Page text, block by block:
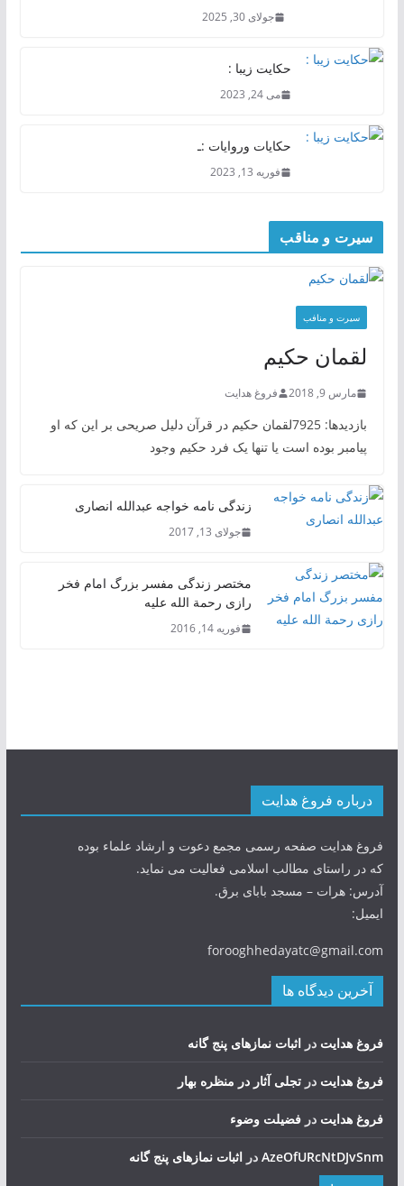
جولای 30, 2025
حکایت زیبا :
می 24, 2023
حکایات وروایات :ـ
فوریه 13, 2023
سیرت و مناقب
سیرت و منافب
لقمان حکیم
مارس 9, 2018 فروغ هدایت
بازدیدها: 7925لقمان حکیم در قرآن دلیل صریحی بر این که او
پیامبر بوده است یا تنها یک فرد حکیم وجود
زندگی نامه خواجه عبدالله انصاری
جولای 13, 2017
مختصر زندگی مفسر بزرگ امام فخر
رازی رحمة الله علیه
فوریه 14, 2016
درباره فروغ هدایت
فروغ هدایت صفحه رسمی مجمع دعوت و ارشاد علماء بوده
که در راستای مطالب اسلامی فعالیت می نماید.
آدرس: هرات – مسجد بابای برق.
ایمیل:
forooghhedayatc@gmail.com
آخرین دیدگاه ها
فروغ هدایت در اثبات نمازهای پنج گانه
فروغ هدایت در تجلی آثار در منظره بهار
فروغ هدایت در فضيلت وضوء
AzeOfURcNtDJvSnmدر اثبات نمازهای پنج گانه